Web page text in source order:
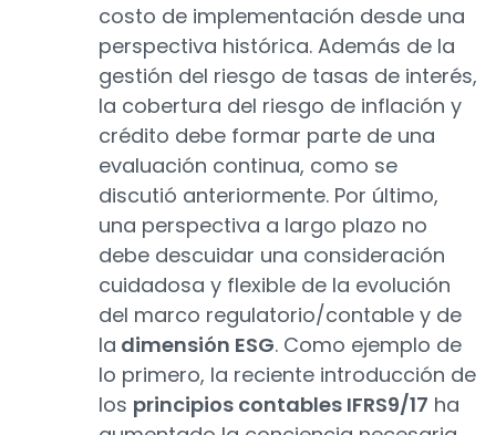
costo de implementación desde una
perspectiva histórica. Además de la
gestión del riesgo de tasas de interés,
la cobertura del riesgo de inflación y
crédito debe formar parte de una
evaluación continua, como se
discutió anteriormente. Por último,
una perspectiva a largo plazo no
debe descuidar una consideración
cuidadosa y flexible de la evolución
del marco regulatorio/contable y de
la dimensión ESG. Como ejemplo de
lo primero, la reciente introducción de
los principios contables IFRS9/17 ha